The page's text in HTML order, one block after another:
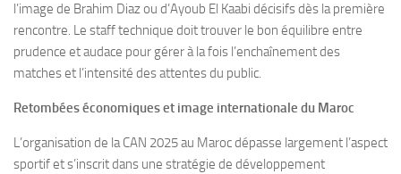
l’image de Brahim Diaz ou d’Ayoub El Kaabi décisifs dès la première
rencontre. Le staff technique doit trouver le bon équilibre entre
prudence et audace pour gérer à la fois l’enchaînement des
matches et l’intensité des attentes du public.
Retombées économiques et image internationale du Maroc
L’organisation de la CAN 2025 au Maroc dépasse largement l’aspect
sportif et s’inscrit dans une stratégie de développement